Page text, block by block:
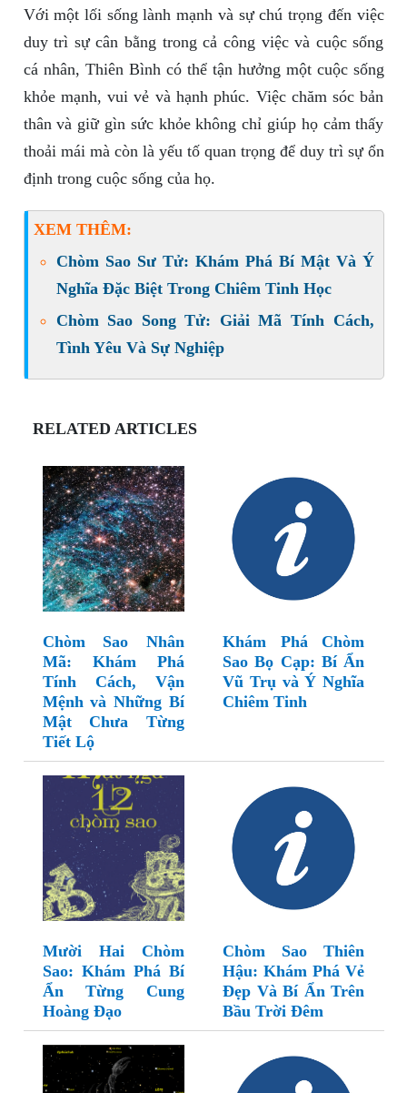
Với một lối sống lành mạnh và sự chú trọng đến việc
duy trì sự cân bằng trong cả công việc và cuộc sống
cá nhân, Thiên Bình có thể tận hưởng một cuộc sống
khỏe mạnh, vui vẻ và hạnh phúc. Việc chăm sóc bản
thân và giữ gìn sức khỏe không chỉ giúp họ cảm thấy
thoải mái mà còn là yếu tố quan trọng để duy trì sự ổn
định trong cuộc sống của họ.
XEM THÊM:
Chòm Sao Sư Tử: Khám Phá Bí Mật Và Ý
Nghĩa Đặc Biệt Trong Chiêm Tinh Học
Chòm Sao Song Tử: Giải Mã Tính Cách,
Tình Yêu Và Sự Nghiệp
RELATED ARTICLES
Chòm Sao Nhân
Mã: Khám Phá
Tính Cách, Vận
Mệnh và Những Bí
Mật Chưa Từng
Tiết Lộ
Khám Phá Chòm
Sao Bọ Cạp: Bí Ẩn
Vũ Trụ và Ý Nghĩa
Chiêm Tinh
Mười Hai Chòm
Sao: Khám Phá Bí
Ẩn Từng Cung
Hoàng Đạo
Chòm Sao Thiên
Hậu: Khám Phá Vẻ
Đẹp Và Bí Ẩn Trên
Bầu Trời Đêm